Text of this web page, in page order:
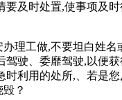
及时处置,使事项及
工做,不要坦白姓名
驶、委靡驾驶,以便
利用的处所,、若是
？